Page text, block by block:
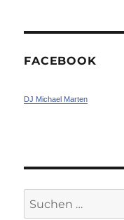
FACEBOOK
DJ Michael Marten
Suchen